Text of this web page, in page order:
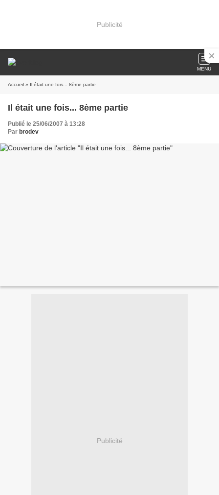
Publicité
MENU
Accueil » Il était une fois... 8ème partie
Il était une fois... 8ème partie
Publié le 25/06/2007 à 13:28
Par brodev
Publicité